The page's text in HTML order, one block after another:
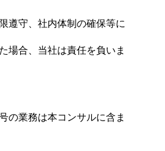
遵守、社内体制の確保等に
場合、当社は責任を負いま
の業務は本コンサルに含ま